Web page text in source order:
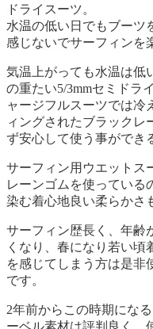
ドライスーツ。
水温の低い日でもブーツ
感じないでサーフィンを
気温上がっても水温は低
の重たい5/3mmセミドラ
ャージフルスーツでは冷
ィングされたブラックレ
ず安心して使う事ができ
サーフィン用ウエットス
レーンゴムを使っている
染む着心地良い柔らかさ
サーフィン歴長く、年齢
くなり、春になり若い頃
を感じてしまう方は是非
です。
2年前からこの時期にな
ーベル素材は評判良く、